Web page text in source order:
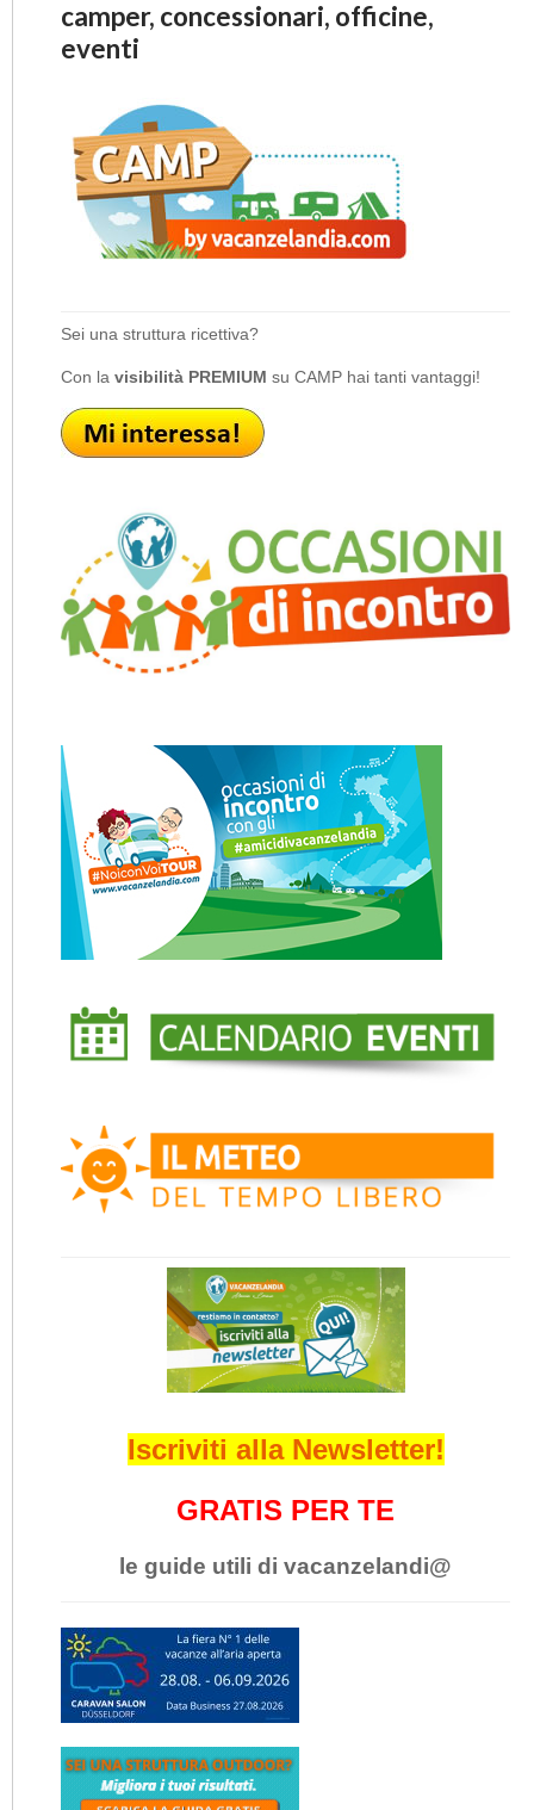
camper, concessionari, officine,
eventi
Sei una struttura ricettiva?
Con la visibilità PREMIUM su CAMP hai tanti vantaggi!
Iscriviti alla Newsletter!
GRATIS PER TE
le guide utili di vacanzelandi@